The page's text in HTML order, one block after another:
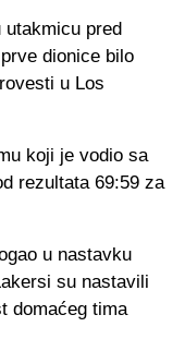
utakmicu pred
dionice bilo
u Los
koji je vodio sa
rezultata 69:59 za
u nastavku
su nastavili
domaćeg tima